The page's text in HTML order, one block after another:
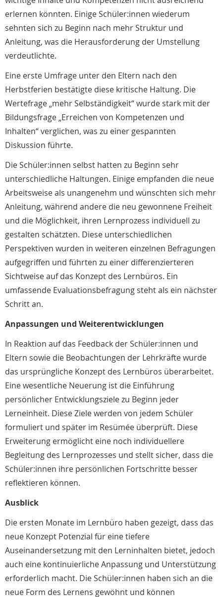
erlernen könnten. Einige Schüler:innen wiederum
sehnten sich zu Beginn nach mehr Struktur und
Anleitung, was die Herausforderung der Umstellung
verdeutlichte.
Eine erste Umfrage unter den Eltern nach den
Herbstferien bestätigte diese kritische Haltung. Die
Wertefrage „mehr Selbständigkeit“ wurde stark mit der
Bildungsfrage „Erreichen von Kompetenzen und
Inhalten“ verglichen, was zu einer gespannten
Diskussion führte.
Die Schüler:innen selbst hatten zu Beginn sehr
unterschiedliche Haltungen. Einige empfanden die neue
Arbeitsweise als unangenehm und wünschten sich mehr
Anleitung, während andere die neu gewonnene Freiheit
und die Möglichkeit, ihren Lernprozess individuell zu
gestalten schätzten. Diese unterschiedlichen
Perspektiven wurden in weiteren einzelnen Befragungen
aufgegriffen und führten zu einer differenzierteren
Sichtweise auf das Konzept des Lernbüros. Ein
umfassende Evaluationsbefragung steht als ein nächster
Schritt an.
Anpassungen und Weiterentwicklungen
In Reaktion auf das Feedback der Schüler:innen und
Eltern sowie die Beobachtungen der Lehrkräfte wurde
das ursprüngliche Konzept des Lernbüros überarbeitet.
Eine wesentliche Neuerung ist die Einführung
persönlicher Entwicklungsziele zu Beginn jeder
Lerneinheit. Diese Ziele werden von jedem Schüler
formuliert und später im Resümée überprüft. Diese
Erweiterung ermöglicht eine noch individuellere
Begleitung des Lernprozesses und stellt sicher, dass die
Schüler:innen ihre persönlichen Fortschritte besser
reflektieren können.
Ausblick
Die ersten Monate im Lernbüro haben gezeigt, dass das
neue Konzept Potenzial für eine tiefere
Auseinandersetzung mit den Lerninhalten bietet, jedoch
auch eine kontinuierliche Anpassung und Unterstützung
erforderlich macht. Die Schüler:innen haben sich an die
neue Form des Lernens gewöhnt und können